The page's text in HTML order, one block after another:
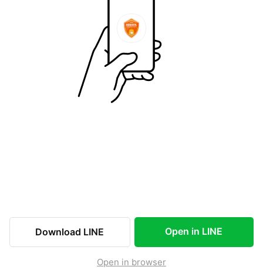
Download LINE Open in LINE
Open in browser